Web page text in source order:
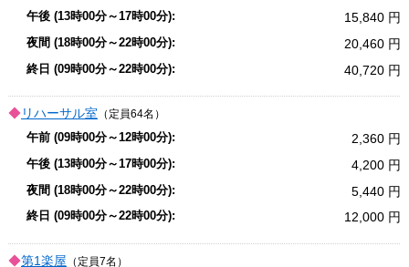
15,840
20,460
40,720
リハーサル室 （定員64名）
2,360
4,200
5,440
12,000
第1楽屋 （定員7名）